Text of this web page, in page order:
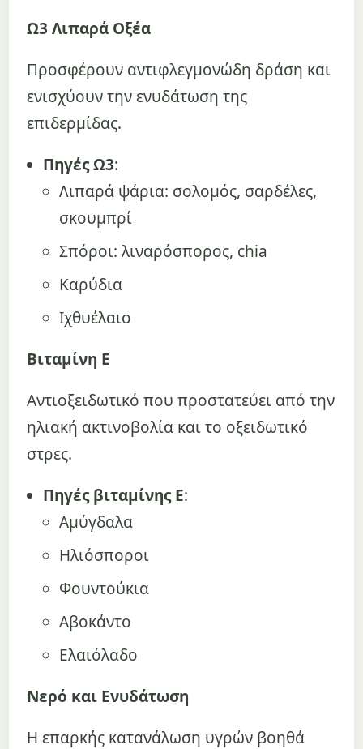
Ω3 Λιπαρά Οξέα
Προσφέρουν αντιφλεγμονώδη δράση και
ενισχύουν την ενυδάτωση της
επιδερμίδας.
Πηγές Ω3:
Λιπαρά ψάρια: σολομός, σαρδέλες,
σκουμπρί
Σπόροι: λιναρόσπορος, chia
Καρύδια
Ιχθυέλαιο
Βιταμίνη Ε
Αντιοξειδωτικό που προστατεύει από την
ηλιακή ακτινοβολία και το οξειδωτικό
στρες.
Πηγές βιταμίνης Ε:
Αμύγδαλα
Ηλιόσποροι
Φουντούκια
Αβοκάντο
Ελαιόλαδο
Νερό και Ενυδάτωση
Η επαρκής κατανάλωση υγρών βοηθά